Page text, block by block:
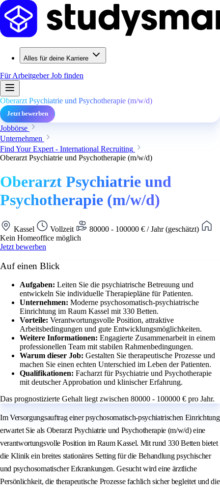
Alles für deine Karriere
Für ArbeitgeberJob finden
Oberarzt Psychiatrie und Psychotherapie (m/w/d)
Jetzt bewerben
Jobbörse
Unternehmen
Find Your Expert - International Recruiting
Oberarzt Psychiatrie und Psychotherapie (m/w/d)
Oberarzt Psychiatrie und
Psychotherapie (m/w/d)
Kassel Vollzeit
80000 - 100000 € / Jahr (geschätzt)
Kein Homeoffice möglich
Jetzt bewerben
Auf einen Blick
Aufgaben: Leiten Sie die psychiatrische Betreuung und
entwickeln Sie individuelle Therapiepläne für Patienten.
Unternehmen: Moderne psychosomatisch-psychiatrische
Einrichtung im Raum Kassel mit 330 Betten.
Vorteile: Verantwortungsvolle Position, attraktive
Arbeitsbedingungen und gute Entwicklungsmöglichkeiten.
Weitere Informationen: Engagierte Zusammenarbeit in einem
professionellen Team mit stabilen Rahmenbedingungen.
Warum dieser Job: Gestalten Sie therapeutische Prozesse und
machen Sie einen echten Unterschied im Leben der Patienten.
Qualifikationen: Facharzt für Psychiatrie und Psychotherapie
mit deutscher Approbation und klinischer Erfahrung.
Das prognostizierte Gehalt liegt zwischen 80000 - 100000 € pro Jahr.
Im Versorgungsauftrag einer psychosomatisch-psychiatrischen Einrichtung
erwartet Sie als Oberarzt Psychiatrie und Psychotherapie (m/w/d) eine
verantwortungsvolle Position im Raum Kassel. Mit rund 330 Betten bietet
die Klinik ein breites stationäres Setting für die Behandlung psychischer
und psychosomatischer Erkrankungen. Gesucht wird eine ärztliche
Persönlichkeit, die therapeutische Prozesse fachlich sicher begleitet und die